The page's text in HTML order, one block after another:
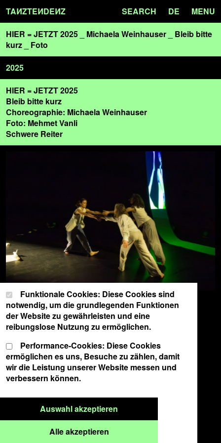
TANZTENDENZ SEARCH DE
MENU
HIER = JETZT 2025 _ Michaela Weinhauser _ Bleib bitte
kurz _ Foto
2025
HIER = JETZT 2025
Bleib bitte kurz
Choreographie: Michaela Weinhauser
Foto: Mehmet Vanli
Schwere Reiter
Cookie-Einstellungen
Wählen Sie Ihre Cookie-Präferenzen für diese Website.
Funktionale Cookies: Diese Cookies sind
notwendig, um die grundlegenden Funktionen
der Website zu gewährleisten und eine
reibungslose Nutzung zu ermöglichen.
Performance-Cookies: Diese Cookies
ermöglichen es uns, Besuche zu zählen, damit
wir die Leistung unserer Website messen und
verbessern können.
Auswahl akzeptieren
Alle akzeptierenAlle Cookies akzeptieren